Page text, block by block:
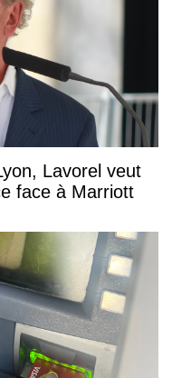
Lavorel veut
face à Marriott